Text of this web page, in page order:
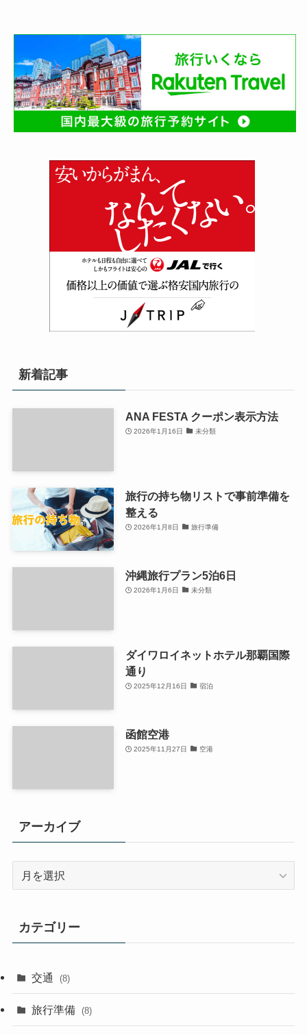
新着記事
ANA FESTA クーポン表示方法
2026年1月16日 未分類
旅行の持ち物リストで事前準備を
整える
2026年1月8日 旅行準備
沖縄旅行プラン5泊6日
2026年1月6日 未分類
ダイワロイネットホテル那覇国際
通り
2025年12月16日 宿泊
函館空港
2025年11月27日 空港
アーカイブ
ブ
カテゴリー
交通 (8)
旅行準備 (8)